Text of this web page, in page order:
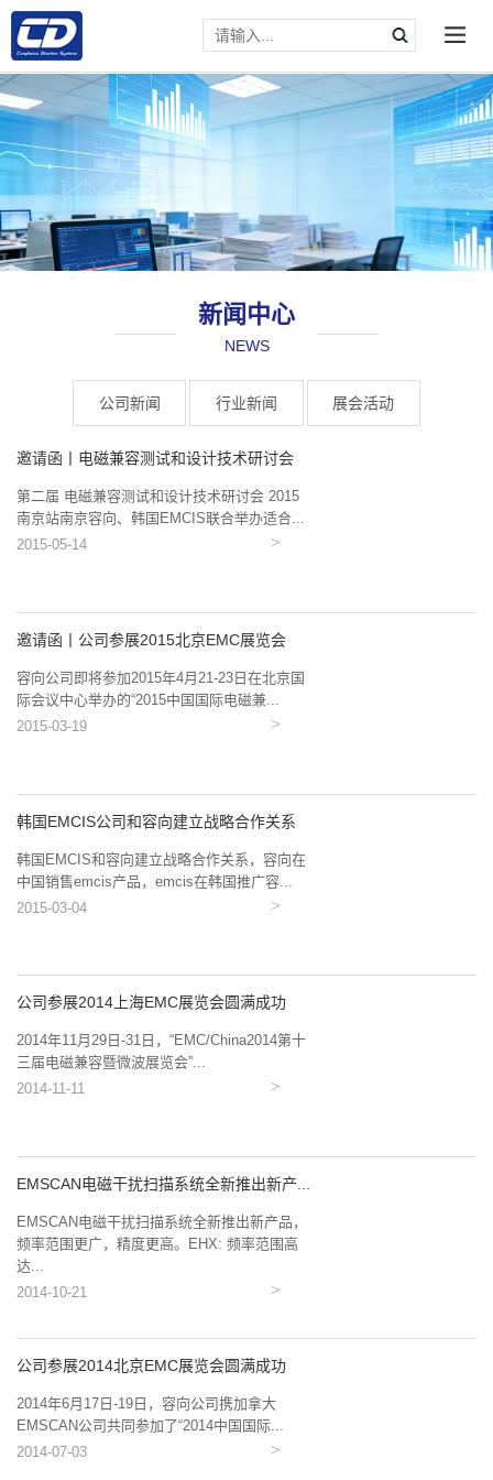
新闻中心
请输入文本内容
NEWS
公司新闻 行业新闻 展会活动
邀请函丨电磁兼容测试和设计技术研讨会
第二届 电磁兼容测试和设计技术研讨会 2015
南京站南京容向、韩国EMCIS联合举办适合...
2015-05-14
邀请函丨公司参展2015北京EMC展览会
容向公司即将参加2015年4月21-23日在北京国
际会议中心举办的“2015中国国际电磁兼...
2015-03-19
韩国EMCIS公司和容向建立战略合作关系
韩国EMCIS和容向建立战略合作关系，容向在
中国销售emcis产品，emcis在韩国推广容...
2015-03-04
公司参展2014上海EMC展览会圆满成功
2014年11月29日-31日，“EMC/China2014第十
三届电磁兼容暨微波展览会”...
2014-11-11
EMSCAN电磁干扰扫描系统全新推出新产...
EMSCAN电磁干扰扫描系统全新推出新产品，
频率范围更广，精度更高。EHX: 频率范围高
达...
2014-10-21
公司参展2014北京EMC展览会圆满成功
2014年6月17日-19日，容向公司携加拿大
EMSCAN公司共同参加了“2014中国国际...
2014-07-03